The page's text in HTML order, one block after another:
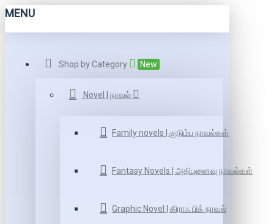
MENU
Shop by Category New
Novel | நாவல்
Family novels | குடும்ப நாவல்கள்
Fantasy Novels | அதிபுனைவு நாவல்கள்
Graphic Novel | கிராஃ பிக் நாவல்